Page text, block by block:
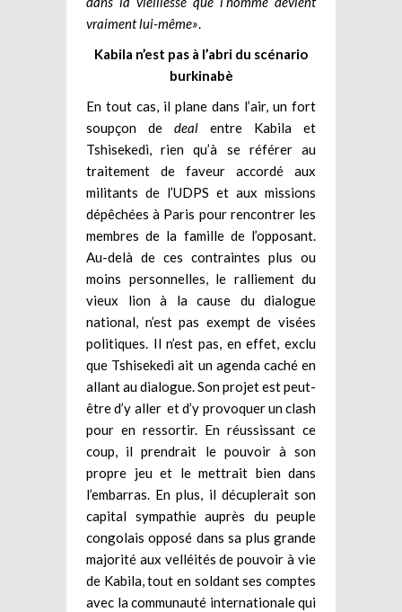
vraiment lui-même».
Kabila n’est pas à l’abri du scénario
burkinabè
En tout cas, il plane dans l’air, un fort
soupçon de deal entre Kabila et
Tshisekedi, rien qu’à se référer au
traitement de faveur accordé aux
militants de l’UDPS et aux missions
dépêchées à Paris pour rencontrer les
membres de la famille de l’opposant.
Au-delà de ces contraintes plus ou
moins personnelles, le ralliement du
vieux lion à la cause du dialogue
national, n’est pas exempt de visées
politiques. Il n’est pas, en effet, exclu
que Tshisekedi ait un agenda caché en
allant au dialogue. Son projet est peut-
être d’y aller et d’y provoquer un clash
pour en ressortir. En réussissant ce
coup, il prendrait le pouvoir à son
propre jeu et le mettrait bien dans
l’embarras. En plus, il décuplerait son
capital sympathie auprès du peuple
congolais opposé dans sa plus grande
majorité aux velléités de pouvoir à vie
de Kabila, tout en soldant ses comptes
avec la communauté internationale qui